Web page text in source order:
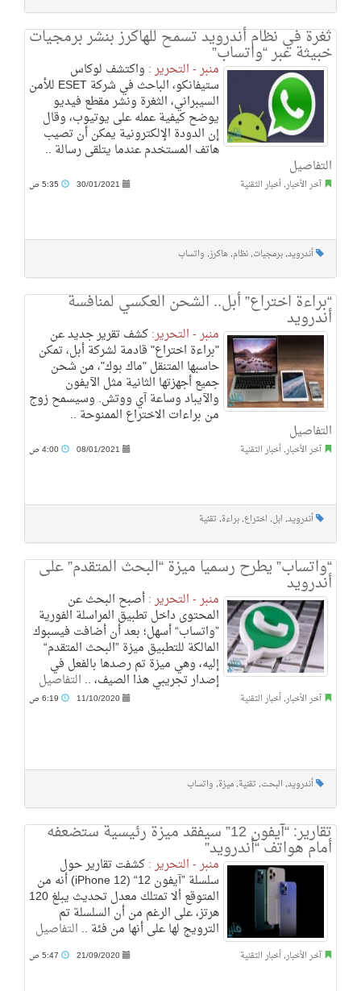
ثغرة في نظام أندرويد تسمح للهاكرز بنشر برمجيات
خبيثة عبر “واتساب”
منبر - التحرير : واكتشف لوكاس
ستيفانكو، الباحث في شركة ESET للأمن
السيبراني، الثغرة ونشر مقطع فيديو
يوضح كيفية عمله على يوتيوب، وقال
إن الدودة الإلكترونية يمكن أن تصيب
هاتف المستخدم عندما يتلقى رسالة ..
التفاصيل
آخر الأخبار, أخبار التقنية 30/01/2021
أندرويد, برمجيات, نظام, هاكرز, واتساب
“براءة اختراع” أبل.. الشحن العكسي لمنافسة
أندرويد
منبر - التحرير:كشف تقرير جديد عن
"براءة اختراع" قادمة لشركة أبل، تمكن
حاسبها المتنقل "ماك بوك"، من شحن
جميع أجهزتها الثانية مثل الآيفون
والآيباد وساعة آي ووتش. وسيسمح زوج
من براءات الاختراع الممنوحة ..
التفاصيل
آخر الأخبار, أخبار التقنية 08/01/2021
أندرويد, ابل, اختراع, براءة, تقنية
“واتساب” يطرح رسميا ميزة “البحث المتقدم” على
أندرويد
منبر - التحرير :أصبح البحث عن
المحتوى داخل تطبيق المراسلة الفورية
”واتساب“ أسهل؛ بعد أن أضافت فيسبوك
المالكة للتطبيق ميزة ”البحث المتقدم“
إليه، وهي ميزة تم رصدها بالفعل في
إصدار تجريبي هذا الصيف، .. التفاصيل
آخر الأخبار, أخبار التقنية 11/10/2020
أندرويد, البحث, تقنية, ميزة, واتساب
تقارير: “آيفون 12” سيفقد ميزة رئيسية ستضعفه
أمام هواتف “أندرويد”
منبر - التحرير :كشفت تقارير حول
سلسلة ”آيفون 12“ (iPhone 12) أنه من
المتوقع ألا تمتلك معدل تحديث يبلغ 120
هرتز، على الرغم من أن السلسلة تم
الترويج لها على أنها من فئة .. التفاصيل
آخر الأخبار, أخبار التقنية 21/09/2020